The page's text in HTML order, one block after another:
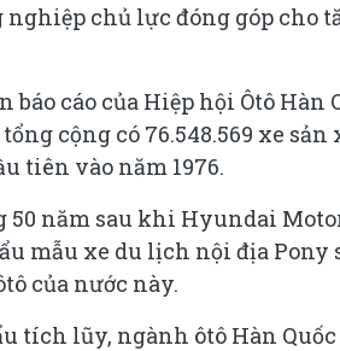
chủ lực đóng góp cho
cáo của Hiệp hội Ôtô Hàn
cộng có 76.548.569 xe sản
tiên vào năm 1976.
50 năm sau khi Hyundai
mẫu xe du lịch nội địa Pony
của nước này.
tích lũy, ngành ôtô Hàn